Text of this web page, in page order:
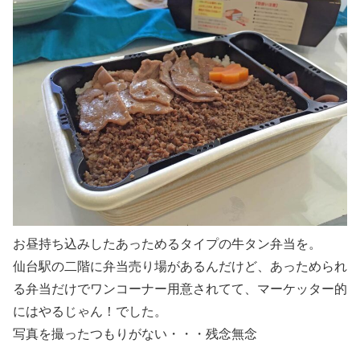
お昼持ち込みしたあっためるタイプの牛タン弁当を。
仙台駅の二階に弁当売り場があるんだけど、あっためられ
る弁当だけでワンコーナー用意されてて、マーケッター的
にはやるじゃん！でした。
写真を撮ったつもりがない・・・残念無念